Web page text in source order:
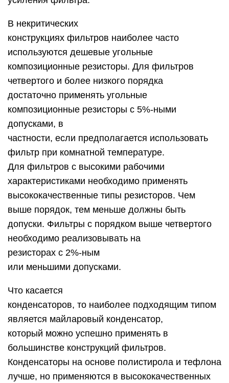
В некритических
конструкциях фильтров наиболее часто
используются дешевые угольные
композиционные резисторы. Для фильтров
четвертого и более низкого порядка
достаточно применять угольные
композиционные резисторы с 5%-ными
допусками, в
частности, если предполагается использовать
фильтр при комнатной температуре.
Для фильтров с высокими рабочими
характеристиками необходимо применять
высококачественные типы резисторов. Чем
выше порядок, тем меньше должны быть
допуски. Фильтры с порядком выше четвертого
необходимо реализовывать на
резисторах с 2%-ным
или меньшими допусками.
Что касается
конденсаторов, то наиболее подходящим типом
является майларовый конденсатор,
который можно успешно применять в
большинстве конструкций фильтров.
Конденсаторы на основе полистирола и тефлона
лучше, но применяются в высококачественных